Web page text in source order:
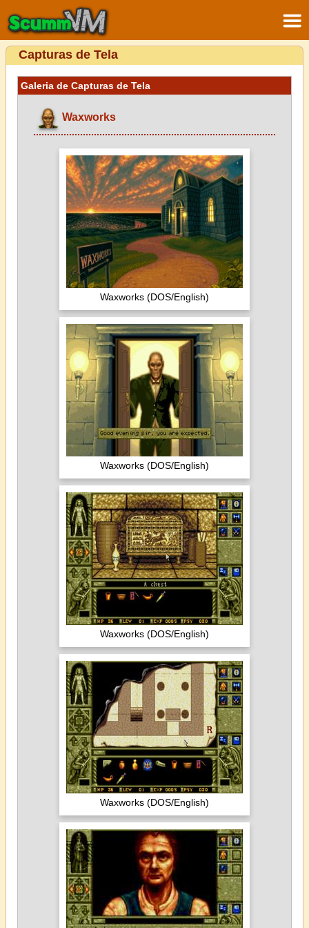
Capturas de Tela
Galeria de Capturas de Tela
Waxworks
Waxworks (DOS/English)
Waxworks (DOS/English)
Waxworks (DOS/English)
Waxworks (DOS/English)